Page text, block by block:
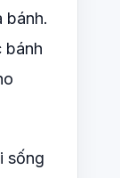
bánh.
bánh
sống